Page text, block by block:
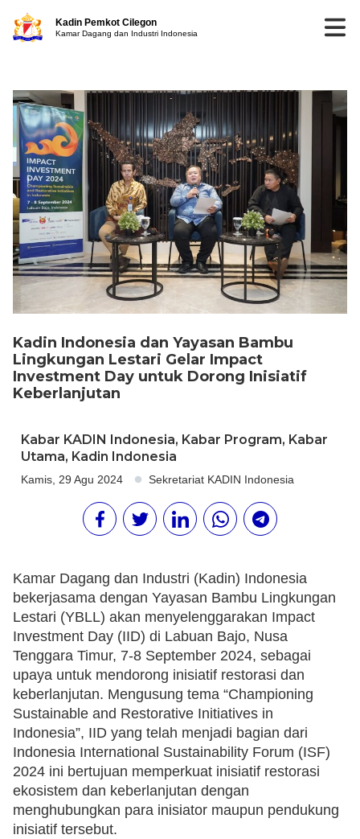
Kadin Pemkot Cilegon
Kamar Dagang dan Industri Indonesia
Kadin Indonesia dan Yayasan Bambu
Lingkungan Lestari Gelar Impact
Investment Day untuk Dorong Inisiatif
Keberlanjutan
Kabar KADIN Indonesia, Kabar Program, Kabar
Utama, Kadin Indonesia
Kamis, 29 Agu 2024 Sekretariat KADIN Indonesia
Kamar Dagang dan Industri (Kadin) Indonesia
bekerjasama dengan Yayasan Bambu Lingkungan
Lestari (YBLL) akan menyelenggarakan Impact
Investment Day (IID) di Labuan Bajo, Nusa
Tenggara Timur, 7-8 September 2024, sebagai
upaya untuk mendorong inisiatif restorasi dan
keberlanjutan. Mengusung tema “Championing
Sustainable and Restorative Initiatives in
Indonesia”, IID yang telah menjadi bagian dari
Indonesia International Sustainability Forum (ISF)
2024 ini bertujuan memperkuat inisiatif restorasi
ekosistem dan keberlanjutan dengan
menghubungkan para inisiator maupun pendukung
inisiatif tersebut.